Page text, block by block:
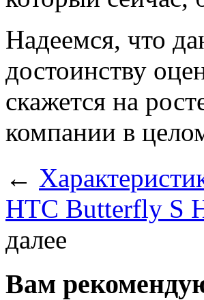
Надеемся, что
достоинству
скажется на
компании в
←
HTC Butterfly S
далее
Вам